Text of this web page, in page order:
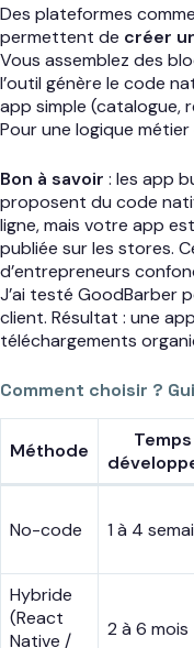
Des plateformes
permettent de créer
Vous assemblez des
l’outil génère le code
app simple (catalogue,
Pour une logique
Bon à savoir : les app
proposent du code
ligne, mais votre app
publiée sur les stores.
d’entrepreneurs
J’ai testé GoodBarber
client. Résultat : une
téléchargements
Comment choisir ?
Méthode
No-code 1 à 4
Hybride
(React
Native /
2 à 6 mois